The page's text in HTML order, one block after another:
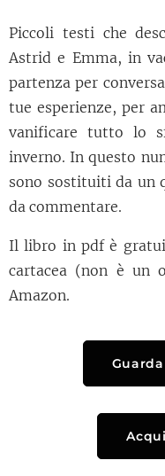
Piccoli testi che
Astrid e Emma, in
partenza per
tue esperienze, per
vanificare tutto lo
inverno. In questo
sono sostituiti da un
da commentare.
Il libro in pdf è
cartacea (non è un
Amazon.